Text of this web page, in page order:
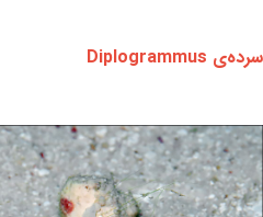
سرده‌ی Diplogrammus